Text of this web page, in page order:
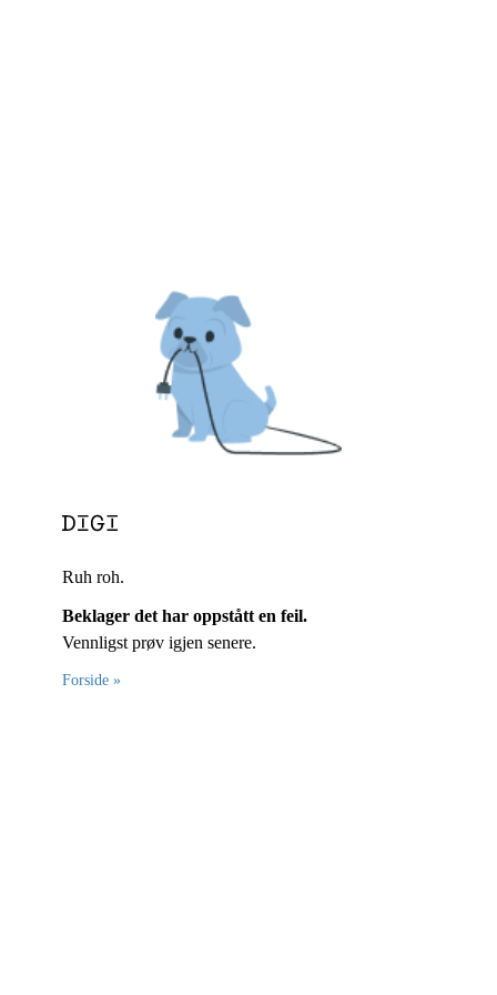
Ruh roh.
Beklager det har oppstått en feil.
Vennligst prøv igjen senere.
Forside »